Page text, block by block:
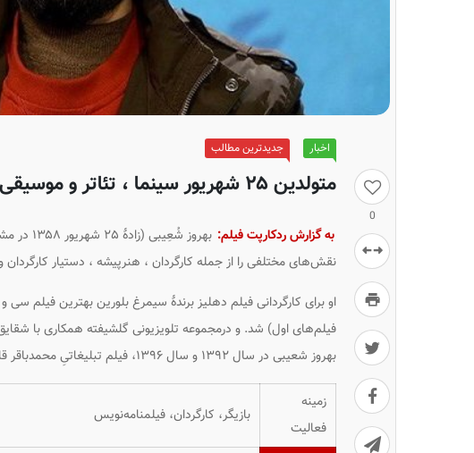
0
اخبار جدیدترین مطالب
متولدین ۲۵ شهریور سینما ، تئاتر و موسیقی؛ بهروز شُعِیبی
به گزارش ردکارپت فیلم:
بهروز
نقش‌های مختلفی را از جمله کارگردان ، هنرپیشه ، دستیار کارگردان
او برای کارگردانی فیلم دهلیزبرندهٔ سیمرغ بلورین بهترین فیلم
فیلم‌های اول) شد. و درمجموعه تلویزیونی گلشیفته همکاری با
بهروز شعیبی در سال ۱۳۹۲ و سال ۱۳۹۶، فیلم تبلیغاتیِ محمدباقر قالیباف را برای انتخابات ریاست‌جمهوری کارگردانی کرده‌است.
زمینه
فعالیت
بازیگر، کارگردان، فیلمنامه‌نویس